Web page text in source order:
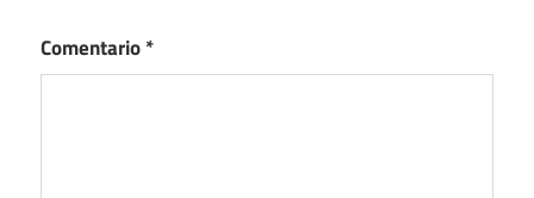
Comentario*